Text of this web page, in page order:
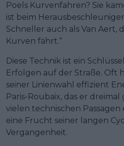
Poels Kurvenfahren? Sie
ist beim
Schneller auch als Van Aert,
Kurven fährt.“
Diese Technik ist ein
Erfolgen auf der Straße. Oft
seiner Linienwahl effizient
Paris-Roubaix, das er
vielen technischen
eine Frucht seiner langen
Vergangenheit.